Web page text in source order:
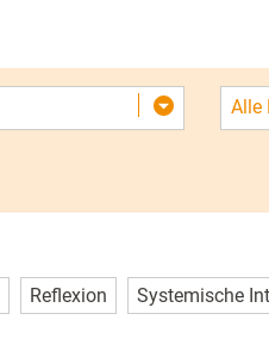
Alle
Reflexion Systemische